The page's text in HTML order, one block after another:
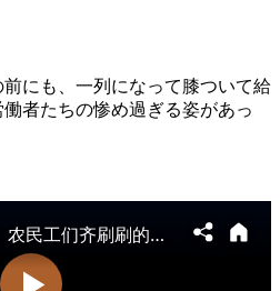
にも、一列になって膝ついて給
者たちの惨め過ぎる姿があっ